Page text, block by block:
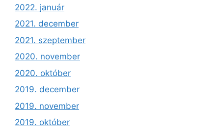
2022. január
2021. december
2021. szeptember
2020. november
2020. október
2019. december
2019. november
2019. október